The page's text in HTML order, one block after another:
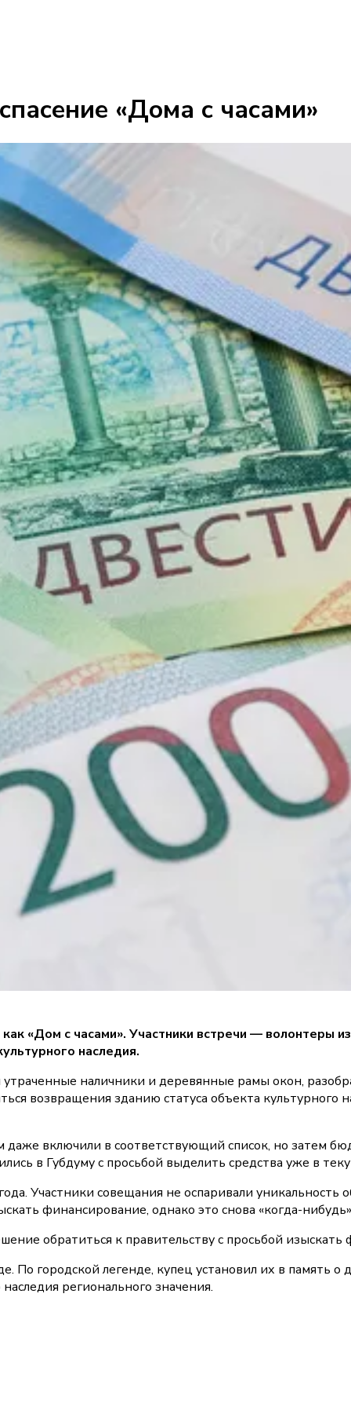
«Дома с часами»
«Дом с часами». Участники встречи — волонтеры
наследия.
наличники и деревянные рамы окон,
возвращения зданию статуса объекта
включили в соответствующий список, но затем
в Губдуму с просьбой выделить средства уже в
Участники совещания не оспаривали
финансирование, однако это снова «когда-
обратиться к правительству с просьбой
городской легенде, купец установил их в память
регионального значения.